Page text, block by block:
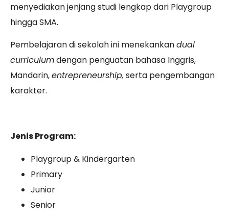
menyediakan jenjang studi lengkap dari Playgroup
hingga SMA.
Pembelajaran di sekolah ini menekankandual
curriculumdengan penguatan bahasa Inggris,
Mandarin,entrepreneurship, serta pengembangan
karakter.
Jenis Program:
Playgroup & Kindergarten
Primary
Junior
Senior